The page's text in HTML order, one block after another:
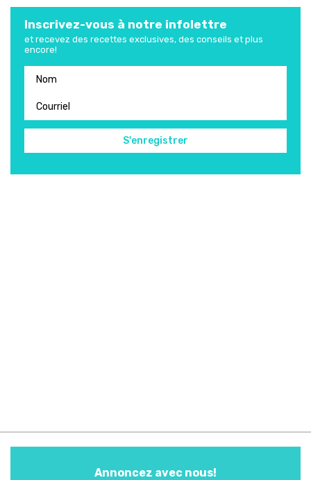
Inscrivez-vous à notre infolettre
et recevez des recettes exclusives, des conseils et plus
encore!
Annoncez avec nous!